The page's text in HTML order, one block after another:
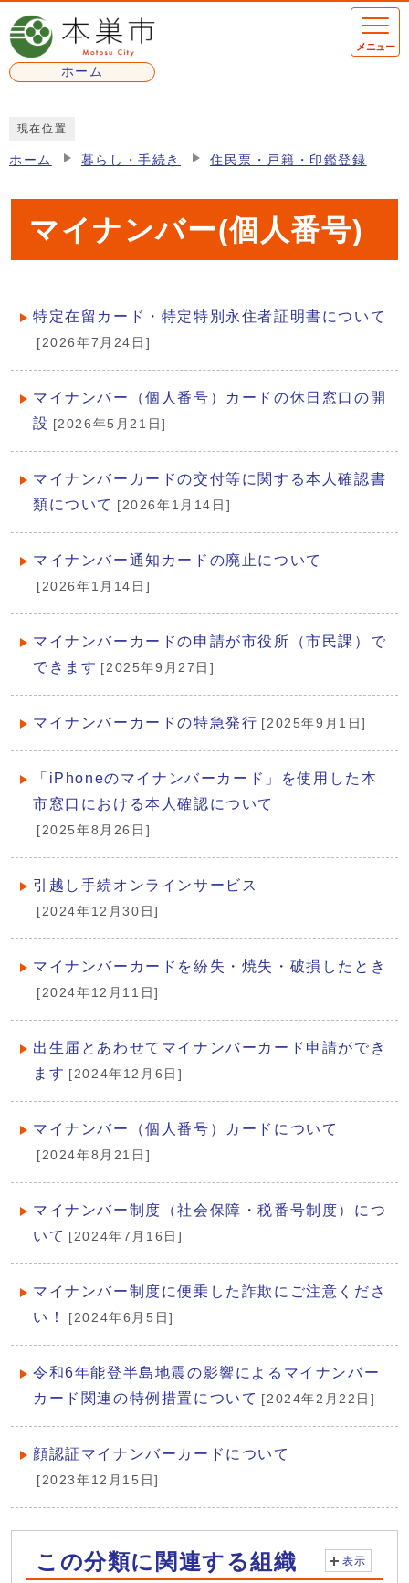
ページの先頭です
ホーム
メニュー
現在位置
ホーム 暮らし・手続き 住民票・戸籍・印鑑登録
マイナンバー(個人番号)
メインメニュー
特定在留カード・特定特別永住者証明書について
[2026年7月24日]
マイナンバー（個人番号）カードの休日窓口の開
設 [2026年5月21日]
マイナンバーカードの交付等に関する本人確認書
類について [2026年1月14日]
マイナンバー通知カードの廃止について
[2026年1月14日]
マイナンバーカードの申請が市役所（市民課）で
できます [2025年9月27日]
マイナンバーカードの特急発行 [2025年9月1日]
「iPhoneのマイナンバーカード」を使用した本
市窓口における本人確認について
[2025年8月26日]
引越し手続オンラインサービス
[2024年12月30日]
マイナンバーカードを紛失・焼失・破損したとき
[2024年12月11日]
出生届とあわせてマイナンバーカード申請ができ
ます [2024年12月6日]
マイナンバー（個人番号）カードについて
[2024年8月21日]
マイナンバー制度（社会保障・税番号制度）につ
いて [2024年7月16日]
マイナンバー制度に便乗した詐欺にご注意くださ
い！
[2024年6月5日]
令和6年能登半島地震の影響によるマイナンバー
カード関連の特例措置について [2024年2月22日]
顔認証マイナンバーカードについて
[2023年12月15日]
この分類に関連する組織 表示